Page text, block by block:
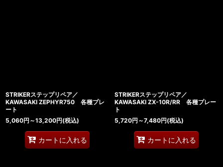
STRIKERステップリペア／
KAWASAKI ZEPHYR750 各種プレ
ート
5,060円 ～13,200円(税込)
カートに入れる
STRIKERステップリペア／
KAWASAKI ZX-10R/RR 各種プレー
ト
5,720円 ～7,480円(税込)
カートに入れる